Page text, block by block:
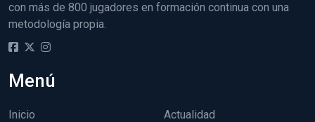
con más de 800 jugadores en formación continua con una
metodología propia.
Menú
Inicio
Actualidad